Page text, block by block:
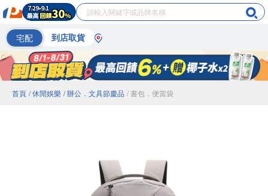
宅配 到店取貨
首頁 / 休閒娛樂 / 辦公．文具節慶品 / 書包．便當袋